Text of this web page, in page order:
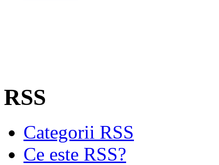
RSS
Categorii RSS
Ce este RSS?